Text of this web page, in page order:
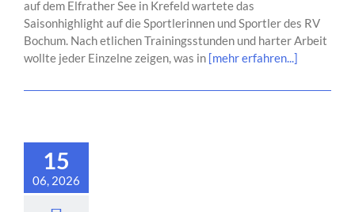
auf dem Elfrather See in Krefeld wartete das
Saisonhighlight auf die Sportlerinnen und Sportler des RV
Bochum. Nach etlichen Trainingsstunden und harter Arbeit
wollte jeder Einzelne zeigen, was in [mehr erfahren...]
15
06, 2026